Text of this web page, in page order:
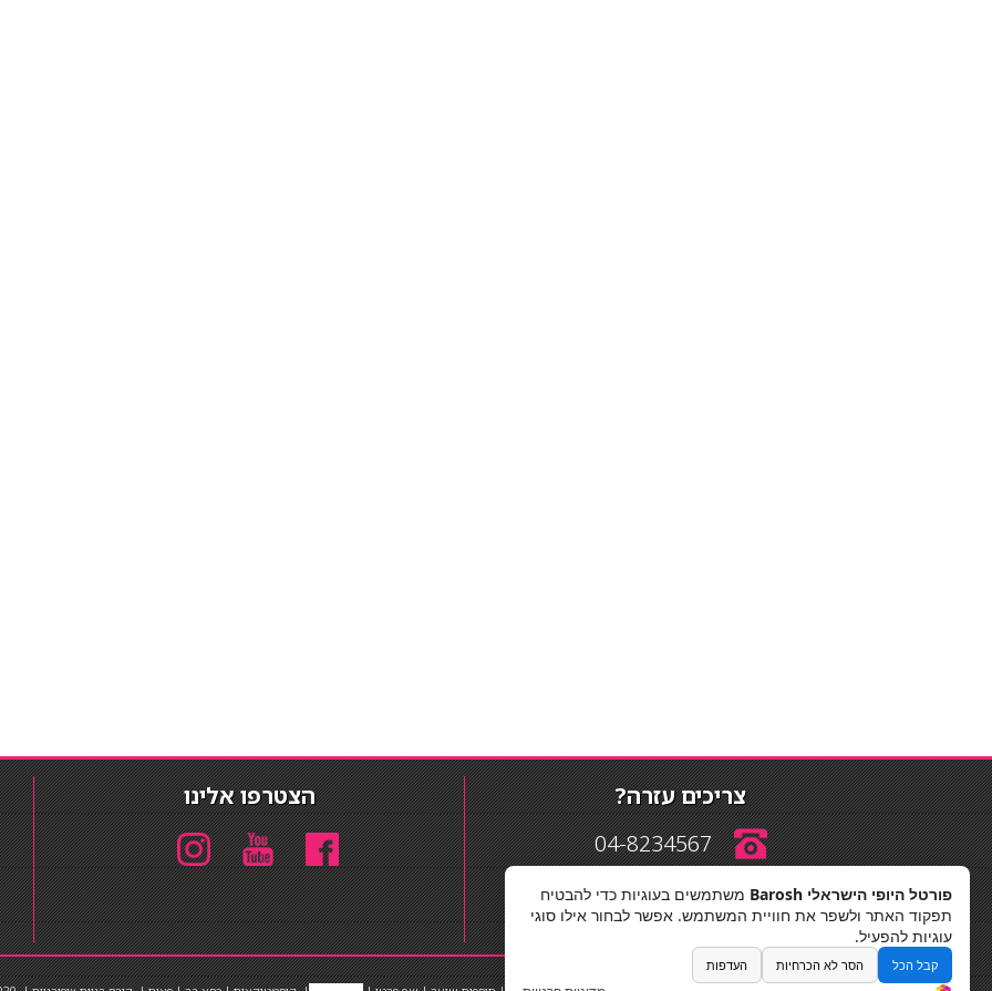
צריכים עזרה?
04-8234567
info@barosh.co.il
הצטרפו אלינו
פורטל היופי הישראלי Barosh
משתמשים בעוגיות כדי להבטיח
תפקוד האתר ולשפר את חוויית המשתמש. אפשר לבחור אילו סוגי
עוגיות להפעיל.
קבל הכל הסר לא הכרחיות העדפות